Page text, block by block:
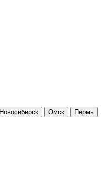
Новосибирск Омск
Пермь